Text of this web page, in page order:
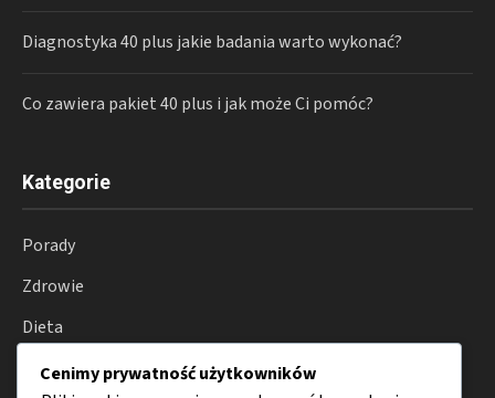
Diagnostyka 40 plus jakie badania warto wykonać?
Co zawiera pakiet 40 plus i jak może Ci pomóc?
Kategorie
Porady
Zdrowie
Dieta
Trening
Cenimy prywatność użytkowników